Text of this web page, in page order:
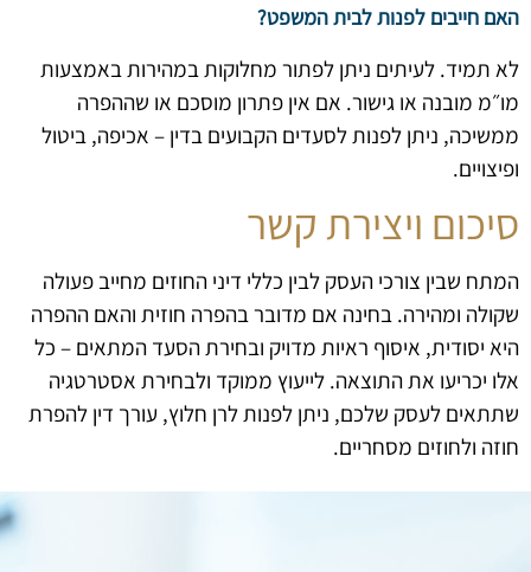
האם חייבים לפנות לבית המשפט?
לא תמיד. לעיתים ניתן לפתור מחלוקות במהירות באמצעות
מו״מ מובנה או גישור. אם אין פתרון מוסכם או שההפרה
ממשיכה, ניתן לפנות לסעדים הקבועים בדין – אכיפה, ביטול
ופיצויים.
סיכום ויצירת קשר
המתח שבין צורכי העסק לבין כללי דיני החוזים מחייב פעולה
שקולה ומהירה. בחינה אם מדובר בהפרה חוזית והאם ההפרה
היא יסודית, איסוף ראיות מדויק ובחירת הסעד המתאים – כל
אלו יכריעו את התוצאה. לייעוץ ממוקד ולבחירת אסטרטגיה
שתתאים לעסק שלכם, ניתן לפנות לרן חלוץ, עורך דין להפרת
חוזה ולחוזים מסחריים.